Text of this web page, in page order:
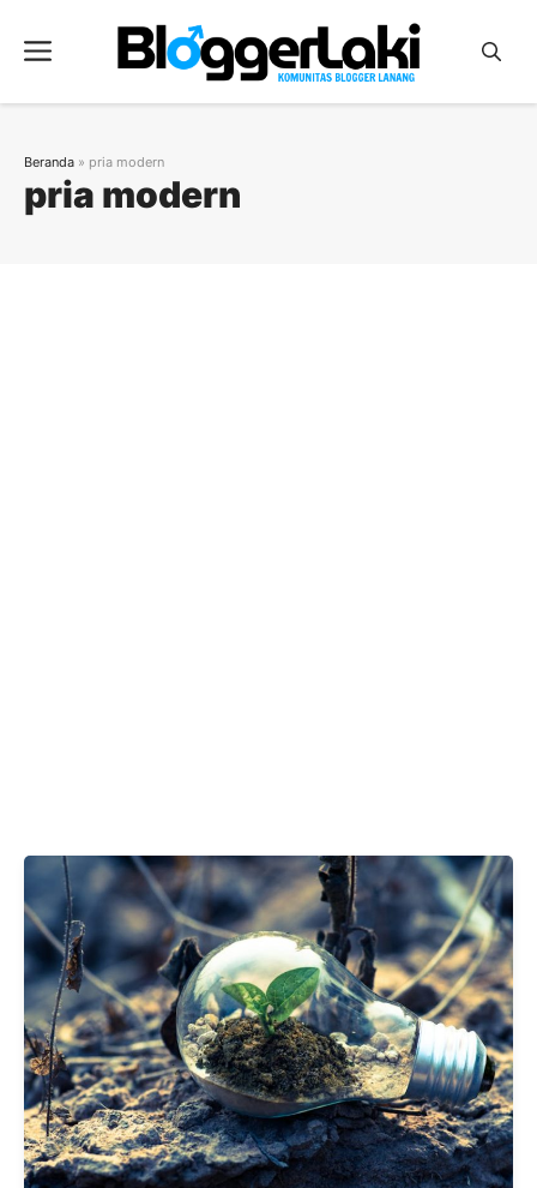
Menu
pria modern
Beranda » pria modern